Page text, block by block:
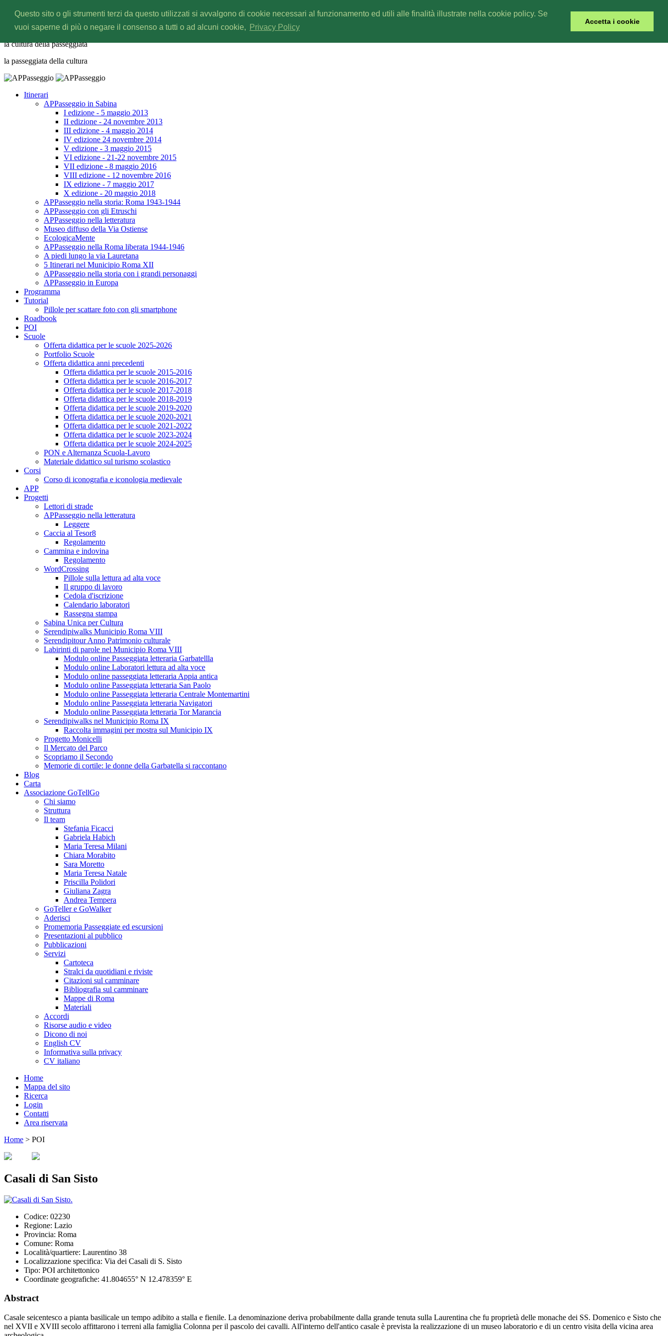
Questo sito o gli strumenti terzi da questo utilizzati si avvalgono di cookie necessari al funzionamento ed utili alle finalità illustrate nella cookie policy. Se
vuoi saperne di più o negare il consenso a tutti o ad alcuni cookie,
Privacy Policy
Accetta i cookie
APPasseggio
la cultura dellapasseggiata
la passeggiata della cultura
Itinerari
APPasseggio in Sabina
I edizione - 5 maggio 2013
II edizione - 24 novembre 2013
III edizione - 4 maggio 2014
IV edizione 24 novembre 2014
V edizione - 3 maggio 2015
VI edizione - 21-22 novembre 2015
VII edizione - 8 maggio 2016
VIII edizione - 12 novembre 2016
IX edizione - 7 maggio 2017
X edizione - 20 maggio 2018
APPasseggio nella storia: Roma 1943-1944
APPasseggio con gli Etruschi
APPasseggio nella letteratura
Museo diffuso della Via Ostiense
EcologicaMente
APPasseggio nella Roma liberata 1944-1946
A piedi lungo la via Lauretana
5 Itinerari nel Municipio Roma XII
APPasseggio nella storia con i grandi personaggi
APPasseggio in Europa
Programma
Tutorial
Pillole per scattare foto con gli smartphone
Roadbook
POI
Scuole
Offerta didattica per le scuole 2025-2026
Portfolio Scuole
Offerta didattica anni precedenti
Offerta didattica per le scuole 2015-2016
Offerta didattica per le scuole 2016-2017
Offerta didattica per le scuole 2017-2018
Offerta didattica per le scuole 2018-2019
Offerta didattica per le scuole 2019-2020
Offerta didattica per le scuole 2020-2021
Offerta didattica per le scuole 2021-2022
Offerta didattica per le scuole 2023-2024
Offerta didattica per le scuole 2024-2025
PON e Alternanza Scuola-Lavoro
Materiale didattico sul turismo scolastico
Corsi
Corso di iconografia e iconologia medievale
APP
Progetti
Lettori di strade
APPasseggio nella letteratura
Leggere
Caccia al Tesor8
Regolamento
Cammina e indovina
Regolamento
WordCrossing
Pillole sulla lettura ad alta voce
Il gruppo di lavoro
Cedola d'iscrizione
Calendario laboratori
Rassegna stampa
Sabina Unica per Cultura
Serendipiwalks Municipio Roma VIII
Serendipitour Anno Patrimonio culturale
Labirinti di parole nel Municipio Roma VIII
Modulo online Passeggiata letteraria Garbatellla
Modulo online Laboratori lettura ad alta voce
Modulo online passeggiata letteraria Appia antica
Modulo online Passeggiata letteraria San Paolo
Modulo online Passeggiata letteraria Centrale Montemartini
Modulo online Passeggiata letteraria Navigatori
Modulo online Passeggiata letteraria Tor Marancia
Serendipiwalks nel Municipio Roma IX
Raccolta immagini per mostra sul Municipio IX
Progetto Monicelli
Il Mercato del Parco
Scopriamo il Secondo
Memorie di cortile: le donne della Garbatella si raccontano
Blog
Carta
Associazione GoTellGo
Chi siamo
Struttura
Il team
Stefania Ficacci
Gabriela Habich
Maria Teresa Milani
Chiara Morabito
Sara Moretto
Maria Teresa Natale
Priscilla Polidori
Giuliana Zagra
Andrea Tempera
GoTeller e GoWalker
Aderisci
Promemoria Passeggiate ed escursioni
Presentazioni al pubblico
Pubblicazioni
Servizi
Cartoteca
Stralci da quotidiani e riviste
Citazioni sul camminare
Bibliografia sul camminare
Mappe di Roma
Materiali
Accordi
Risorse audio e video
Dicono di noi
English CV
Informativa sulla privacy
CV italiano
Home
Mappa del sito
Ricerca
Login
Contatti
Area riservata
Home > POI
Casali di San Sisto
Codice: 02230
Regione: Lazio
Provincia: Roma
Comune: Roma
Località/quartiere: Laurentino 38
Localizzazione specifica: Via dei Casali di S. Sisto
Tipo: POI architettonico
Coordinate geografiche: 41.804655° N 12.478359° E
Abstract
Casale seicentesco a pianta basilicale un tempo adibito a stalla e fienile. La denominazione deriva probabilmente dalla grande tenuta sulla Laurentina che fu proprietà delle monache dei SS. Domenico e Sisto che
nel XVII e XVIII secolo affittarono i terreni alla famiglia Colonna per il pascolo dei cavalli. All'interno dell'antico casale è prevista la realizzazione di un museo laboratorio e di un centro visita della vicina area